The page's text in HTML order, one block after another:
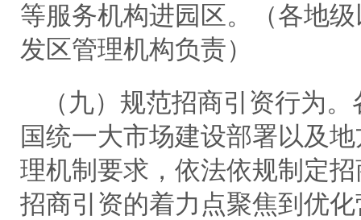
等服务机构进园区。（各地
发区管理机构负责）
（九）规范招商引资行为
国统一大市场建设部署以及
理机制要求，依法依规制定
招商引资的着力点聚焦到优